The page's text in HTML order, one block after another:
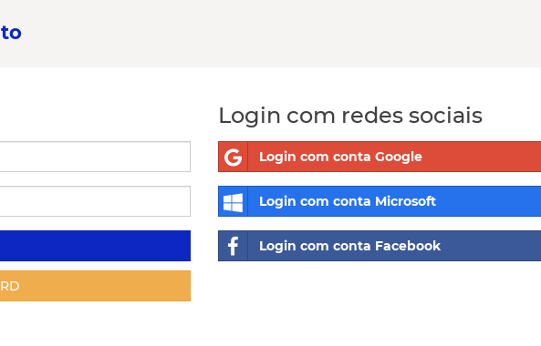
Login com redes sociais
Login com conta Google
Login com conta Microsoft
Login com conta Facebook